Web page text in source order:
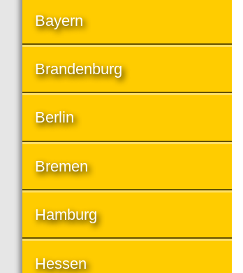
Bayern
Brandenburg
Berlin
Bremen
Hamburg
Hessen